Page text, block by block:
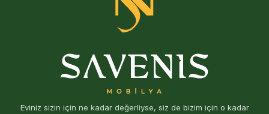
Eviniz sizin için ne kadar değerliyse, siz de bizim için o kadar